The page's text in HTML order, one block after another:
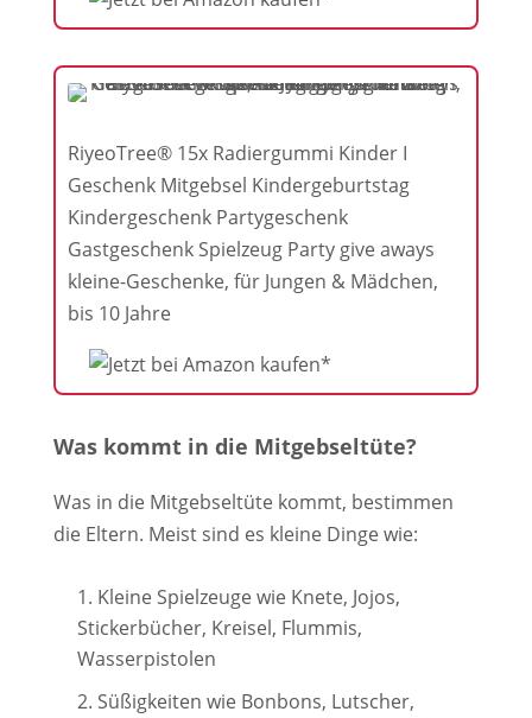
RiyeoTree® 15x Radiergummi Kinder I
Geschenk Mitgebsel Kindergeburtstag
Kindergeschenk Partygeschenk
Gastgeschenk Spielzeug Party give aways
kleine-Geschenke, für Jungen & Mädchen,
bis 10 Jahre
Was kommt in die Mitgebseltüte?
Was in die Mitgebseltüte kommt, bestimmen
die Eltern. Meist sind es kleine Dinge wie:
Kleine Spielzeuge wie Knete, Jojos,
Stickerbücher, Kreisel, Flummis,
Wasserpistolen
Süßigkeiten wie Bonbons, Lutscher,